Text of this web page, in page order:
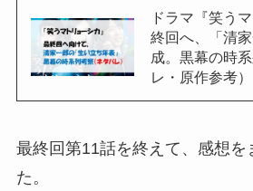
ドラマ『笑う
終回へ、「清
成。黒幕の時
レ・原作参考）
最終回第11話を終えて、感想を
た。